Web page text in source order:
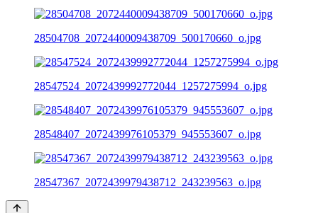
28504708_2072440009438709_500170660_o.jpg
28547524_2072439992772044_1257275994_o.jpg
28548407_2072439976105379_945553607_o.jpg
28547367_2072439979438712_243239563_o.jpg